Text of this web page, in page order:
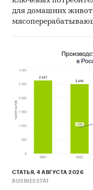
для домашних
СТАТЬЯ, 4 АВГУСТА 2026
BUSINESSTAT